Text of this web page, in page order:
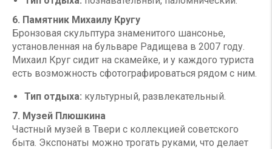
6. Памятник Михаилу Кругу
Бронзовая скульптура знаменитого шансонье,
установленная на бульваре Радищева в 2007 году.
Михаил Круг сидит на скамейке, и у каждого туриста
есть возможность сфотографироваться рядом с ним.
Тип отдыха: культурный, развлекательный.
7. Музей Плюшкина
Частный музей в Твери с коллекцией советского
быта. Экспонаты можно трогать руками, что делает